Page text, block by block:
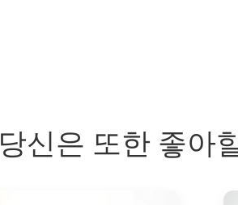
당신은 또한 좋아